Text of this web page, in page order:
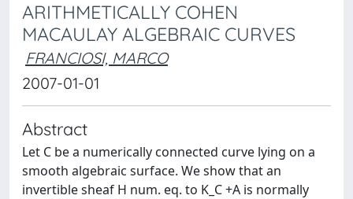
ARITHMETICALLY COHEN
MACAULAY ALGEBRAIC CURVES
FRANCIOSI, MARCO
2007-01-01
Abstract
Let C be a numerically connected curve lying on a
smooth algebraic surface. We show that an
invertible sheaf H num. eq. to K_C +A is normally